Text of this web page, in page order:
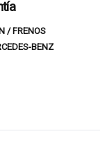
/ FRENOS
BENZ